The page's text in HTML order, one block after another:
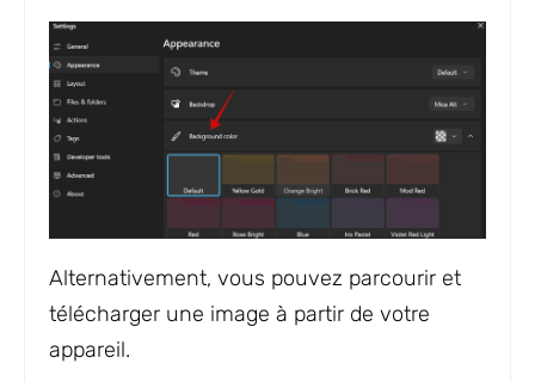
Alternativement, vous pouvez parcourir et
télécharger une image à partir de votre
appareil.